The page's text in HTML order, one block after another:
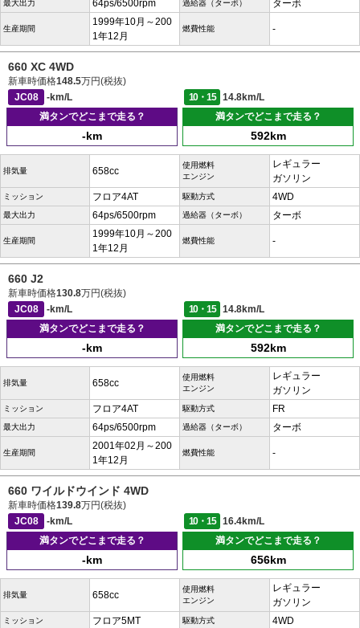
最大出力 64ps/6500rpm 過給器（ターボ） ターボ
生産期間
1999年10月～200
1年12月
燃費性能 -
660 XC 4WD
新車時価格148.5万円(税抜)
JC08
-km/L 10・15
14.8km/L
満タンでどこまで走る？
-km
満タンでどこまで走る？
592km
排気量 658cc
使用燃料
エンジン
レギュラー
ガソリン
ミッション フロア4AT 駆動方式 4WD
最大出力 64ps/6500rpm 過給器（ターボ） ターボ
生産期間
1999年10月～200
1年12月
燃費性能 -
660 J2
新車時価格130.8万円(税抜)
JC08
-km/L 10・15
14.8km/L
満タンでどこまで走る？
-km
満タンでどこまで走る？
592km
排気量 658cc
使用燃料
エンジン
レギュラー
ガソリン
ミッション フロア4AT 駆動方式 FR
最大出力 64ps/6500rpm 過給器（ターボ） ターボ
生産期間
2001年02月～200
1年12月
燃費性能 -
660 ワイルドウインド 4WD
新車時価格139.8万円(税抜)
JC08
-km/L 10・15
16.4km/L
満タンでどこまで走る？
-km
満タンでどこまで走る？
656km
排気量 658cc
使用燃料
エンジン
レギュラー
ガソリン
ミッション フロア5MT 駆動方式 4WD